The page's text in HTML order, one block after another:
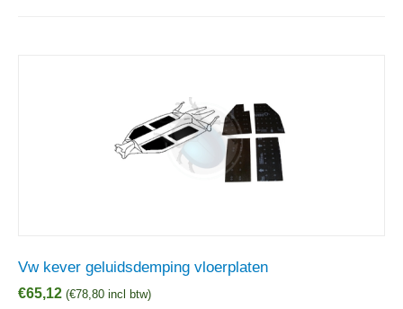
Vw kever geluidsdemping vloerplaten
€65,12 (€78,80 incl btw)